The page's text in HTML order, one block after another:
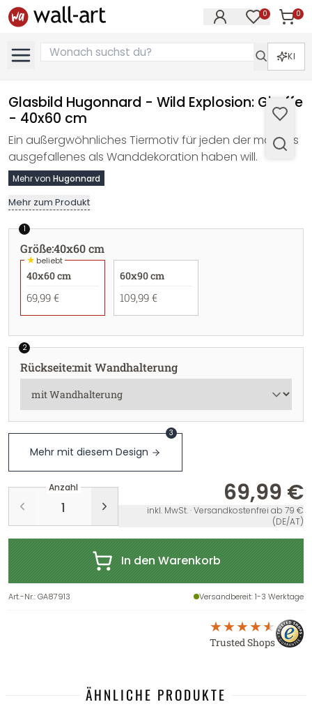
0 0
KI
Glasbild Hugonnard - Wild Explosion: Giraffe
- 40x60 cm
Ein außergwöhnliches Tiermotiv für jeden der mal was
ausgefallenes als Wanddekoration haben will.
Mehr von Hugonnard
Mehr zum Produkt
1
Größe:40x60 cm
★beliebt
40x60 cm
69,99 €
60x90 cm
109,99 €
2
Rückseite:mit Wandhalterung
Mehr mit diesem Design
3
Anzahl 69,99 €
inkl. MwSt. · Versandkostenfrei ab 79 €
(DE/AT)
In den Warenkorb
Art.-Nr.:GA87913 Versandbereit: 1-3 Werktage
Trusted Shops
ÄHNLICHE PRODUKTE